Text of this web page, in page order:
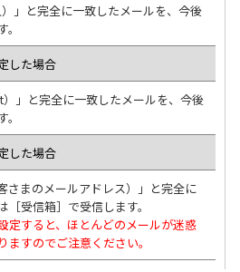
」と完全に一致したメールを、今後
した場合
」と完全に一致したメールを、今後
した場合
さまのメールアドレス）」と完全に
受信箱］で受信します。
定すると、ほとんどのメールが迷惑
ますのでご注意ください。